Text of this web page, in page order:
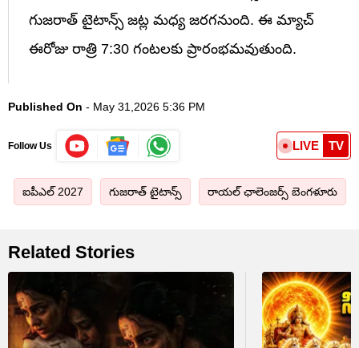
గుజరాత్ టైటాన్స్ జట్ల మధ్య జరగనుంది. ఈ మ్యాచ్
ఈరోజు రాత్రి 7:30 గంటలకు ప్రారంభమవుతుంది.
Published On - May 31,2026 5:36 PM
Follow Us LIVE TV
ఐపీఎల్ 2027 గుజరాత్ టైటాన్స్ రాయల్ ఛాలెంజర్స్ బెంగళూరు
Related Stories